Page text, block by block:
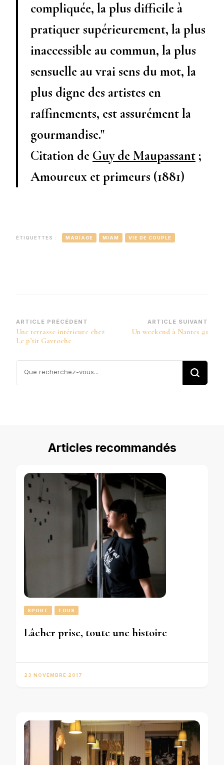
compliquée, la plus difficile à
pratiquer supérieurement, la plus
inaccessible au commun, la plus
sensuelle au vrai sens du mot, la
plus digne des artistes en
raffinements, est assurément la
gourmandise.
Citation de Guy de Maupassant ;
Amoureux et primeurs (1881)
ÉTIQUETTES : MARIAGE MIAM VIE DE COUPLE
Navigation
d’article
ARTICLE PRÉCÉDENT
Une terrasse intérieure chez
Le p’tit Gavroche
ARTICLE SUIVANT
Un weekend à Nantes #1
Articles recommandés
SPORT TOUS
Lâcher prise, toute une histoire
23 NOVEMBRE 2017